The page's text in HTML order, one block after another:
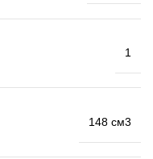
1
148 см3